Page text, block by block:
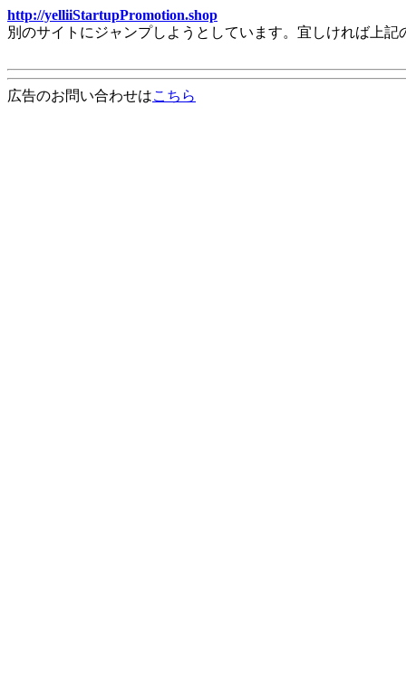
http://yelliiStartupPromotion.shop
別のサイトにジャンプしようとしています。宜しければ上
広告のお問い合わせはこちら